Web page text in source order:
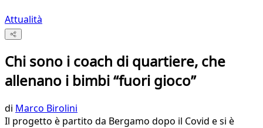
Attualità
Chi sono i coach di quartiere, che
allenano i bimbi “fuori gioco”
di Marco Birolini
Il progetto è partito da Bergamo dopo il Covid e si è